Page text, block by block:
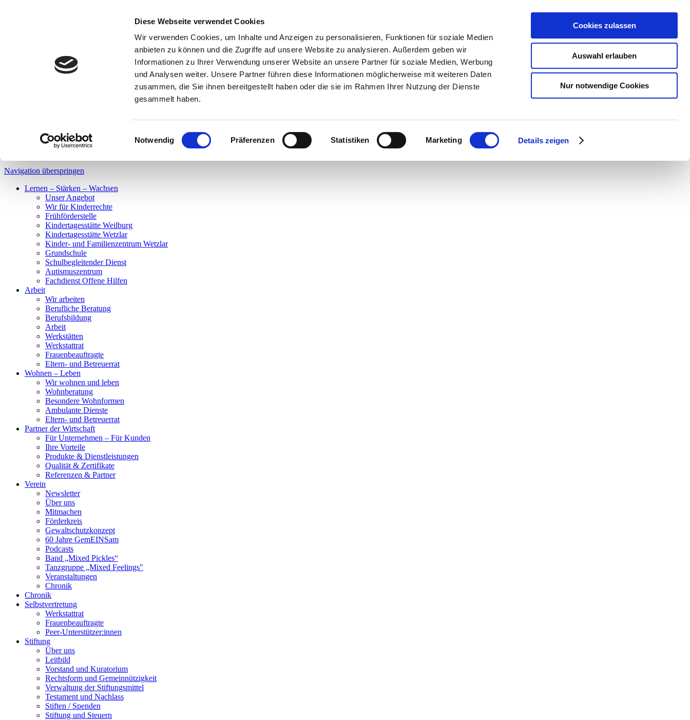
Diese Webseite verwendet Cookies
Wir verwenden Cookies, um Inhalte und Anzeigen zu personalisieren, Funktionen für soziale Medien
anbieten zu können und die Zugriffe auf unsere Website zu analysieren. Außerdem geben wir
Informationen zu Ihrer Verwendung unserer Website an unsere Partner für soziale Medien, Werbung
und Analysen weiter. Unsere Partner führen diese Informationen möglicherweise mit weiteren Daten
zusammen, die Sie ihnen bereitgestellt haben oder die sie im Rahmen Ihrer Nutzung der Dienste
gesammelt haben.
Einwilligungsauswahl
Notwendig Präferenzen Statistiken Marketing Details zeigen
Cookies zulassen
Auswahl erlauben
Nur notwendige Cookies
Leichte Sprache ist
Navigation überspringen
Lernen – Stärken – Wachsen
Unser Angebot
Wir für Kinderrechte
Frühförderstelle
Kindertagesstätte Weilburg
Kindertagesstätte Wetzlar
Kinder- und Familienzentrum Wetzlar
Grundschule
Schulbegleitender Dienst
Autismuszentrum
Fachdienst Offene Hilfen
Arbeit
Wir arbeiten
Berufliche Beratung
Berufsbildung
Arbeit
Werkstätten
Werkstattrat
Frauenbeauftragte
Eltern- und Betreuerrat
Wohnen – Leben
Wir wohnen und leben
Wohnberatung
Besondere Wohnformen
Ambulante Dienste
Eltern- und Betreuerrat
Partner der Wirtschaft
Für Unternehmen – Für Kunden
Ihre Vorteile
Produkte & Dienstleistungen
Qualität & Zertifikate
Referenzen & Partner
Verein
Newsletter
Über uns
Mitmachen
Förderkreis
Gewaltschutzkonzept
60 Jahre GemEINSam
Podcasts
Band „Mixed Pickles“
Tanzgruppe „Mixed Feelings"
Veranstaltungen
Chronik
Chronik
Selbstvertretung
Werkstattrat
Frauenbeauftragte
Peer-Unterstützer:innen
Stiftung
Über uns
Leitbild
Vorstand und Kuratorium
Rechtsform und Gemeinnützigkeit
Verwaltung der Stiftungsmittel
Testament und Nachlass
Stiften / Spenden
Stiftung und Steuern